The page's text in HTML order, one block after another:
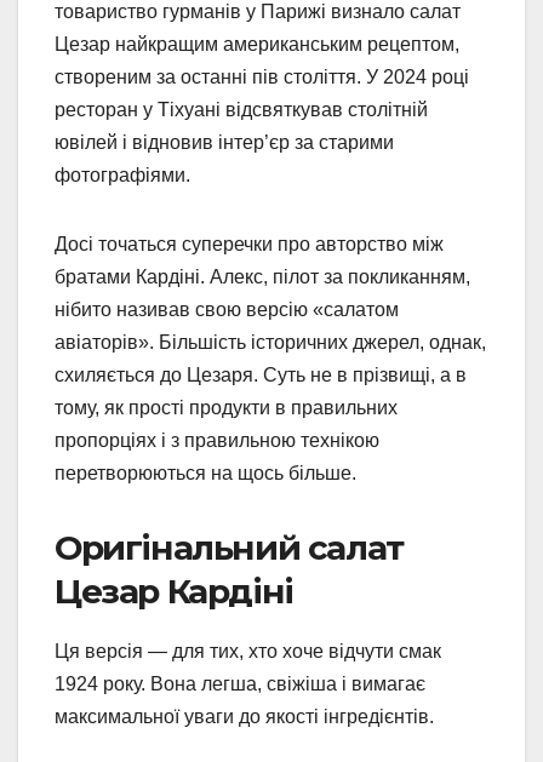
товариство гурманів у Парижі визнало салат
Цезар найкращим американським рецептом,
створеним за останні пів століття. У 2024 році
ресторан у Тіхуані відсвяткував столітній
ювілей і відновив інтер’єр за старими
фотографіями.
Досі точаться суперечки про авторство між
братами Кардіні. Алекс, пілот за покликанням,
нібито називав свою версію «салатом
авіаторів». Більшість історичних джерел, однак,
схиляється до Цезаря. Суть не в прізвищі, а в
тому, як прості продукти в правильних
пропорціях і з правильною технікою
перетворюються на щось більше.
Оригінальний салат
Цезар Кардіні
Ця версія — для тих, хто хоче відчути смак
1924 року. Вона легша, свіжіша і вимагає
максимальної уваги до якості інгредієнтів.